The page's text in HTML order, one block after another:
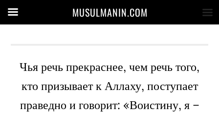
Чья речь прекраснее, чем речь того,
кто призывает к Аллаху, поступает
праведно и говорит: «Воистину, я –
MUSULMANIN.COM